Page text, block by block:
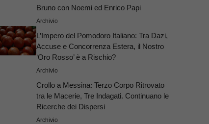
Bruno con Noemi ed Enrico Papi
Archivio
L’Impero del Pomodoro Italiano: Tra Dazi,
Accuse e Concorrenza Estera, il Nostro
‘Oro Rosso’ è a Rischio?
Archivio
Crollo a Messina: Terzo Corpo Ritrovato
tra le Macerie, Tre Indagati. Continuano le
Ricerche dei Dispersi
Archivio